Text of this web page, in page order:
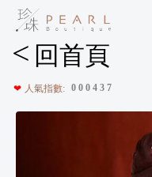
< 回首頁
❤ 人氣指數: 0 0 0 4 3 7